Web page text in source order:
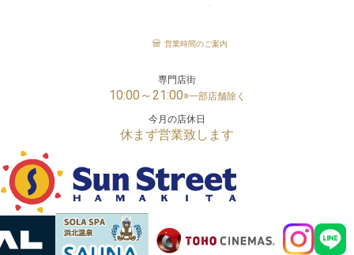
営業時間のご案内
メガセンタートライアル
専門店街
10:00～21:00※一部店舗除く
今月の店休日
休まず営業致します